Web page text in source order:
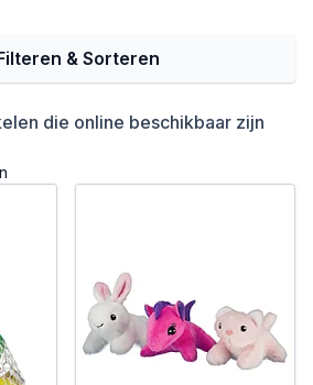
die online beschikbaar zijn
& Sorteren